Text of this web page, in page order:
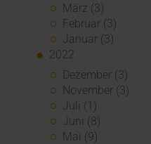
März (3)
Februar (3)
Januar (3)
2022
Dezember (3)
November (3)
Juli (1)
Juni (8)
Mai (9)